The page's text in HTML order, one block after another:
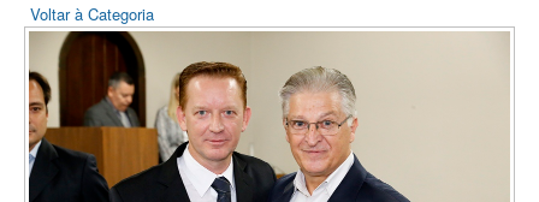
Voltar à Categoria